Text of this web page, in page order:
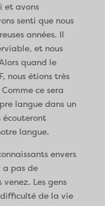
et avons
senti que nous
années. Il
et nous
quand le
nous étions très
ce sera
langue dans un
écouteront
langue.
envers
a pas de
venez. Les gens
de la vie